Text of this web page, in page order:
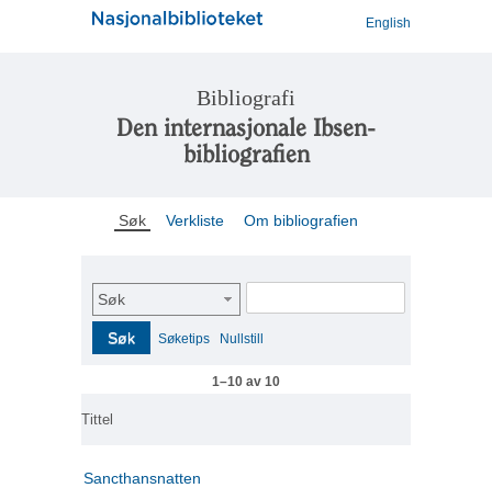
English
Bibliografi
Den internasjonale Ibsen-
bibliografien
Søk Verkliste Om bibliografien
Søk
Søk Søketips Nullstill
1–10 av 10
Tittel
Sancthansnatten